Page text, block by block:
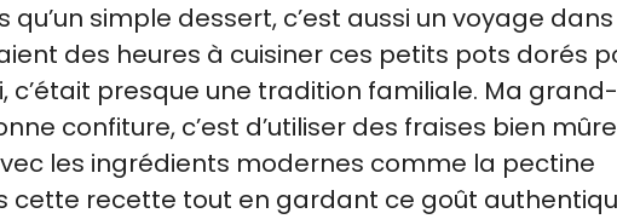
qu’un simple dessert, c’est aussi un voyage
des heures à cuisiner ces petits pots dorés
c’était presque une tradition familiale. Ma grand-
confiture, c’est d’utiliser des fraises bien
les ingrédients modernes comme la pectine
cette recette tout en gardant ce goût